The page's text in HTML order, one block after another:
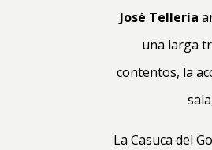
José Tellería
una larga
contentos, la
La Casuca del